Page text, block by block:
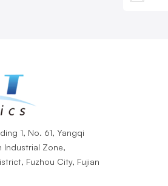
1, No. 61, Yangqi
Industrial Zone,
Fuzhou City, Fujian